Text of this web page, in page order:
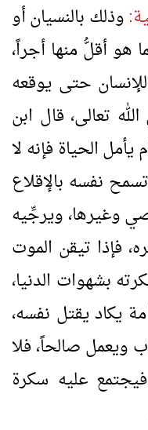
وذلك بالنسيان أو
هو أقلُّ منها أجراً،
حتى يوقعه
تعالى، قال ابن
يأمل الحياة فإنه لا
نفسه بالإقلاع
وغيرها، ويرجِّيه
فإذا تيقن الموت
بشهوات الدنيا،
يكاد يقتل نفسه،
ويعمل صالحاً، فلا
عليه سكرة